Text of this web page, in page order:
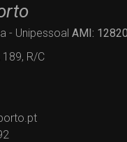
- Unipessoal AMI:
R/C